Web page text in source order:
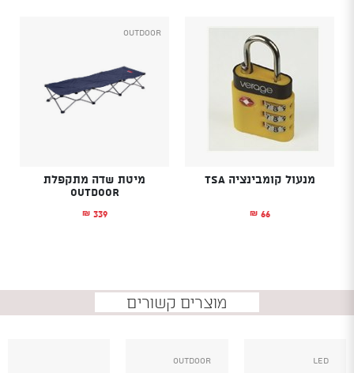
מנעול קומבינציה TSA
₪ 66
Outdoor
מיטת שדה מתקפלת
OUTDOOR
₪ 339
מוצרים קשורים
Led
Outdoor